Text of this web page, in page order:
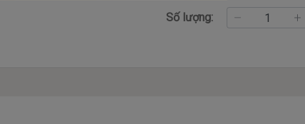
Số lượng: